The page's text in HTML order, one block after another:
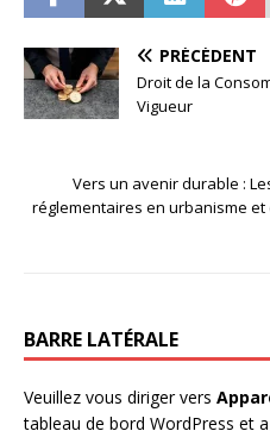
PRÉCÉDENT
Droit de la
Vigueur
Vers un avenir durable :
réglementaires en urbanisme
BARRE LATÉRALE
Veuillez vous diriger vers
tableau de bord WordPress et